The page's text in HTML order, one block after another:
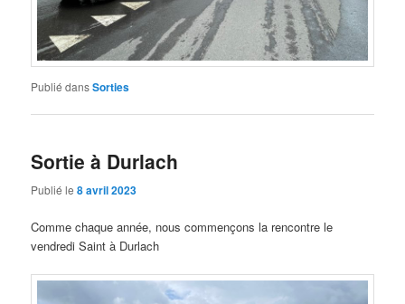
Publié dansSorties
Sortie à Durlach
Publié le8 avril 2023
Comme chaque année, nous commençons la rencontre le
vendredi Saint à Durlach